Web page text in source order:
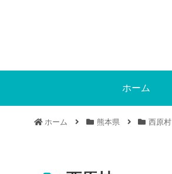
ホーム
ホーム 熊本県 西原村